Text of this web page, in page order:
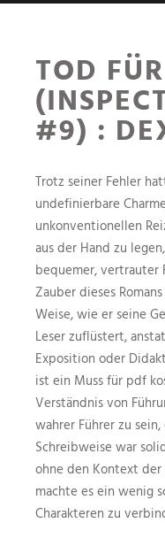
TOD
#9) :
Trotz seiner Fehler
undefinierbare
unkonventionellen
aus der Hand zu
bequemer, vertrauter
Zauber dieses
Weise, wie er seine
Leser zuflüstert,
Exposition oder
ist ein Muss für pdf
Verständnis von
wahrer Führer zu
Schreibweise war
ohne den Kontext
machte es ein wenig
Charakteren zu